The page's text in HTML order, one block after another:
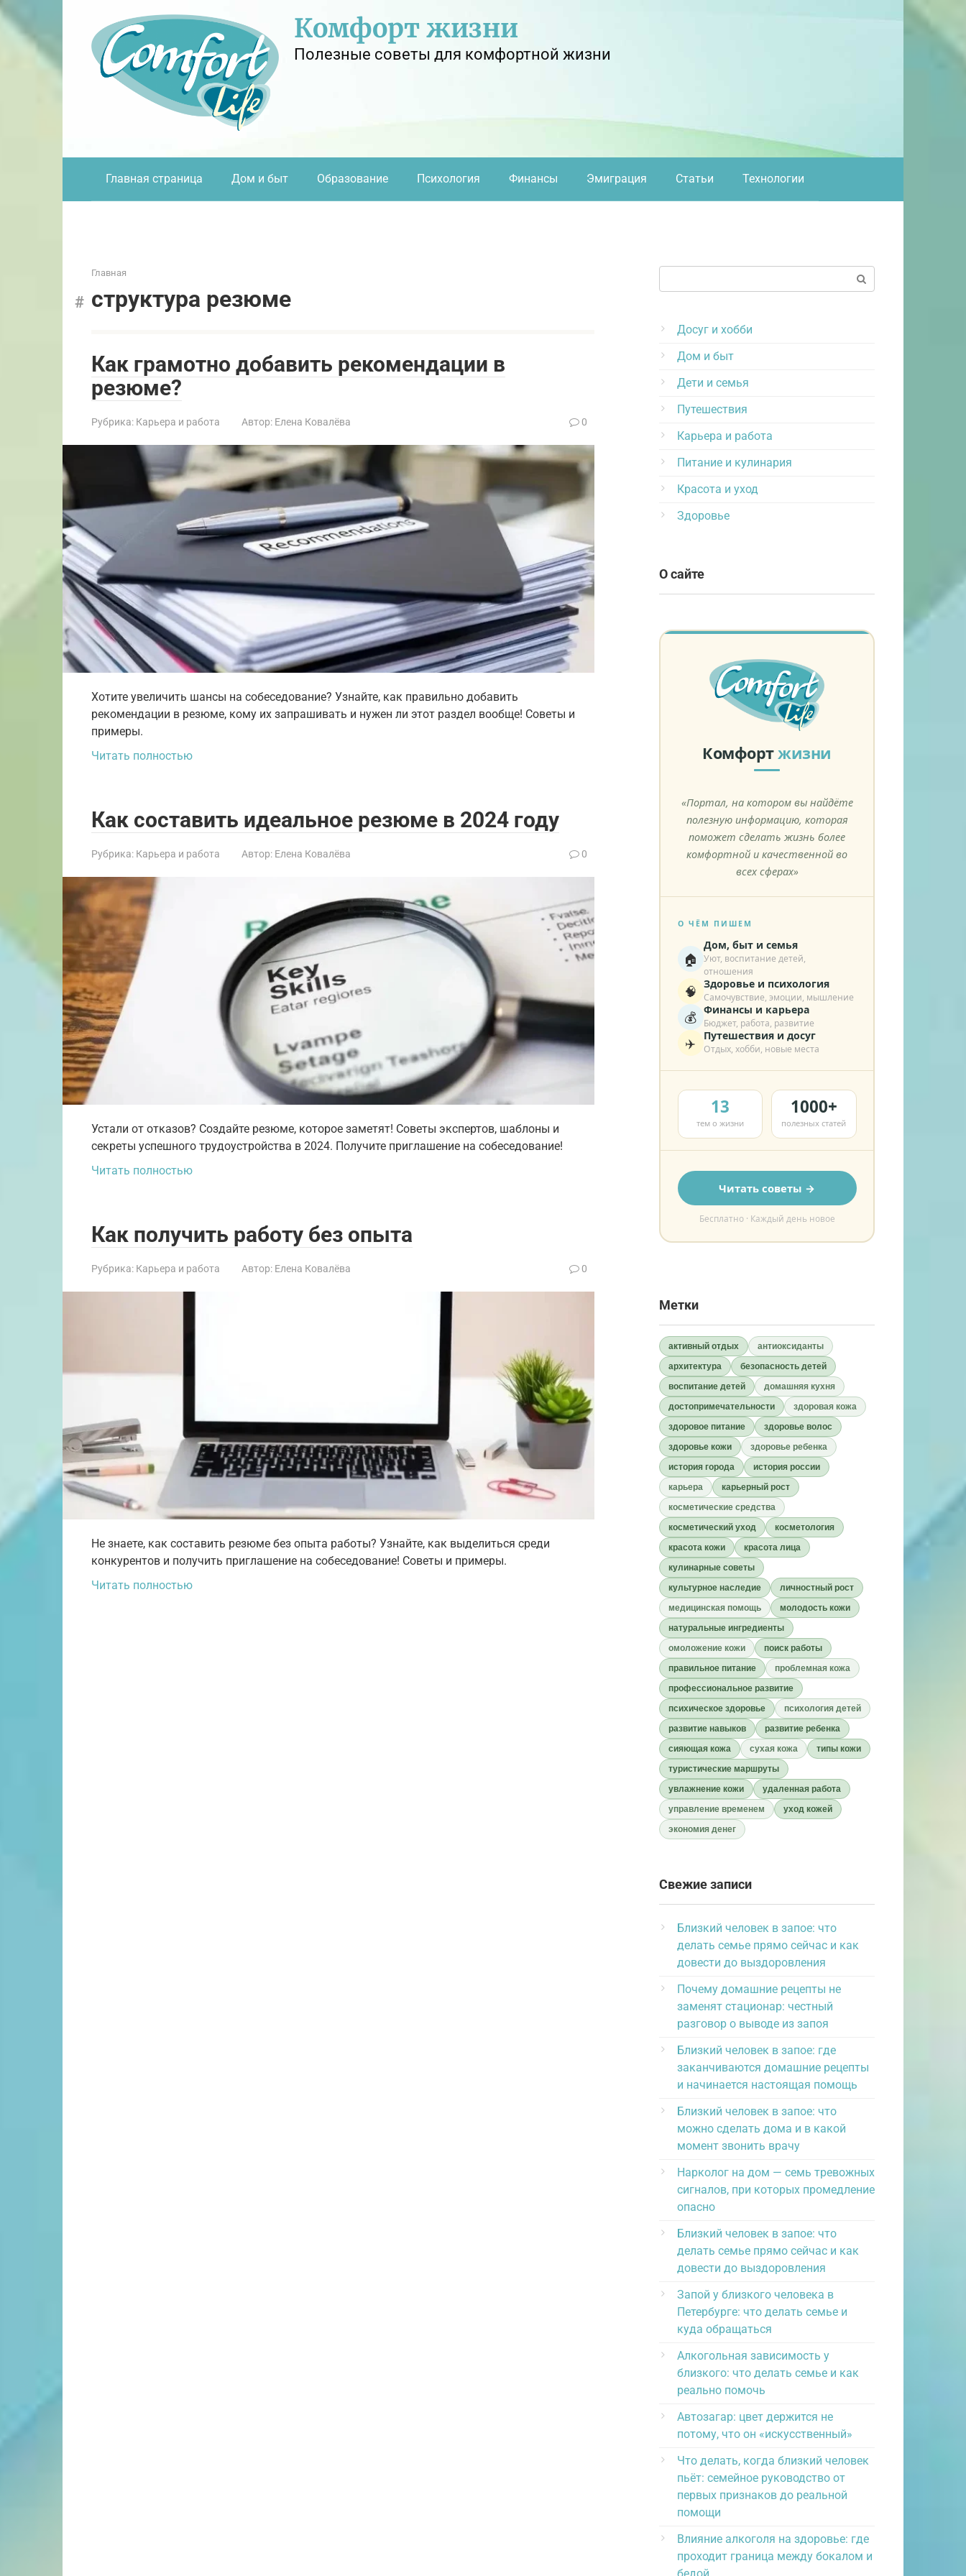
Перейти
контенту
Комфорт жизни
Полезные советы для комфортной жизни
Главная страница Дом и быт Образование Психология Финансы Эмиграция Статьи Технологии
Главная
структура резюме
Как грамотно добавить рекомендации в
резюме?
Рубрика: Карьера и работа Автор: Елена Ковалёва 0
Хотите увеличить шансы на собеседование? Узнайте, как правильно добавить
рекомендации в резюме, кому их запрашивать и нужен ли этот раздел вообще! Советы и
примеры.
Читать полностью
Как составить идеальное резюме в 2024 году
Рубрика: Карьера и работа Автор: Елена Ковалёва 0
Устали от отказов? Создайте резюме, которое заметят! Советы экспертов, шаблоны и
секреты успешного трудоустройства в 2024. Получите приглашение на собеседование!
Читать полностью
Как получить работу без опыта
Рубрика: Карьера и работа Автор: Елена Ковалёва 0
Не знаете, как составить резюме без опыта работы? Узнайте, как выделиться среди
конкурентов и получить приглашение на собеседование! Советы и примеры.
Читать полностью
Досуг и хобби
Дом и быт
Дети и семья
Путешествия
Карьера и работа
Питание и кулинария
Красота и уход
Здоровье
О сайте
Комфортжизни
«Портал, на котором вы найдёте
полезную информацию, которая
поможет сделать жизнь более
комфортной и качественной во
всех сферах»
О ЧЁМ ПИШЕМ
🏠
Дом, быт и семья
Уют, воспитание детей,
отношения
🧠 Здоровье и психология
Самочувствие, эмоции, мышление
💰 Финансы и карьера
Бюджет, работа, развитие
✈️ Путешествия и досуг
Отдых, хобби, новые места
13
тем о жизни
1000+
полезных статей
Читать советы →
Бесплатно · Каждый день новое
Метки
активный отдых
антиоксиданты
архитектура
безопасность детей
воспитание детей
домашняя кухня
достопримечательности
здоровая кожа
здоровое питание
здоровье волос
здоровье кожи
здоровье ребенка
история города
история россии
карьера
карьерный рост
косметические средства
косметический уход
косметология
красота кожи
красота лица
кулинарные советы
культурное наследие
личностный рост
медицинская помощь
молодость кожи
натуральные ингредиенты
омоложение кожи
поиск работы
правильное питание
проблемная кожа
профессиональное развитие
психическое здоровье
психология детей
развитие навыков
развитие ребенка
сияющая кожа
сухая кожа
типы кожи
туристические маршруты
увлажнение кожи
удаленная работа
управление временем
уход кожей
экономия денег
Свежие записи
Близкий человек в запое: что
делать семье прямо сейчас и как
довести до выздоровления
Почему домашние рецепты не
заменят стационар: честный
разговор о выводе из запоя
Близкий человек в запое: где
заканчиваются домашние рецепты
и начинается настоящая помощь
Близкий человек в запое: что
можно сделать дома и в какой
момент звонить врачу
Нарколог на дом — семь тревожных
сигналов, при которых промедление
опасно
Близкий человек в запое: что
делать семье прямо сейчас и как
довести до выздоровления
Запой у близкого человека в
Петербурге: что делать семье и
куда обращаться
Алкогольная зависимость у
близкого: что делать семье и как
реально помочь
Автозагар: цвет держится не
потому, что он «искусственный»
Что делать, когда близкий человек
пьёт: семейное руководство от
первых признаков до реальной
помощи
Влияние алкоголя на здоровье: где
проходит граница между бокалом и